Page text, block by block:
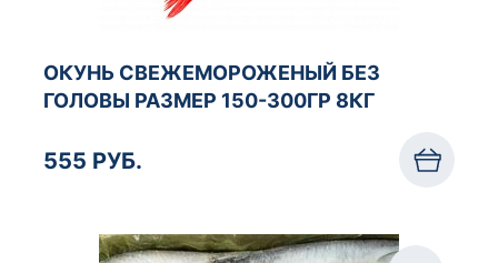
ОКУНЬ СВЕЖЕМОРОЖЕНЫЙ БЕЗ
ГОЛОВЫ РАЗМЕР 150-300ГР 8КГ
555 РУБ.